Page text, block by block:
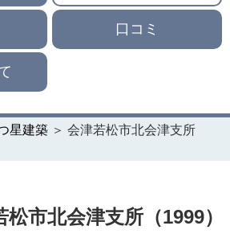
口コミ
星建築 ＞ 会津若松市北会津支所
松市北会津支所（1999）